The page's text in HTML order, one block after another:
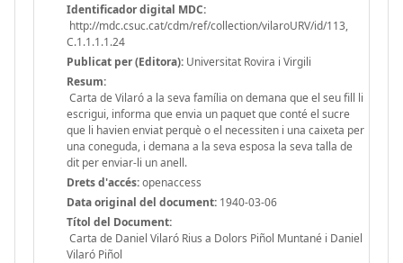
Identificador digital MDC:
http://mdc.csuc.cat/cdm/ref/collection/vilaroURV/id/113,
C.1.1.1.1.24
Publicat per (Editora): Universitat Rovira i Virgili
Resum:
Carta de Vilaró a la seva família on demana que el seu fill li
escrigui, informa que envia un paquet que conté el sucre
que li havien enviat perquè o el necessiten i una caixeta per
una coneguda, i demana a la seva esposa la seva talla de
dit per enviar-li un anell.
Drets d'accés:openaccess
Data original del document: 1940-03-06
Títol del Document:
Carta de Daniel Vilaró Rius a Dolors Piñol Muntané i Daniel
Vilaró Piñol